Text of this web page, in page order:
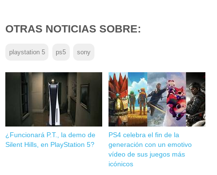
OTRAS NOTICIAS SOBRE:
playstation 5 ps5 sony
¿Funcionará P.T., la demo de
Silent Hills, en PlayStation 5?
PS4 celebra el fin de la
generación con un emotivo
vídeo de sus juegos más
icónicos